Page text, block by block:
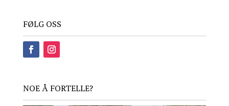
FØLG OSS
NOE Å FORTELLE?